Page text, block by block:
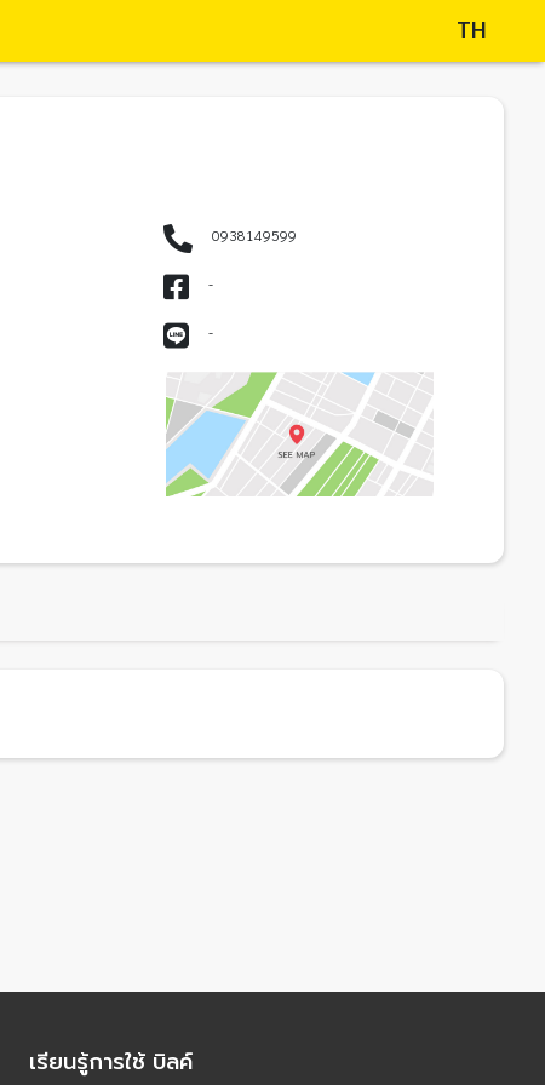
TH
0938149599
-
-
เรียนรู้การใช้ บิลค์